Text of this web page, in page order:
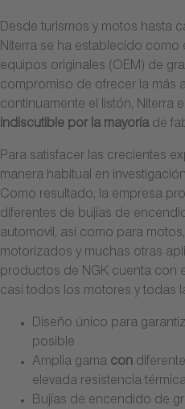
Desde turismos y motos hasta
Niterra se ha establecido como
equipos originales (OEM) de
compromiso de ofrecer la más
continuamente el listón, Niterra
indiscutible por la mayoría de
Para satisfacer las crecientes
manera habitual en
Como resultado, la empresa
diferentes de bujías de
automovil, así como para
motorizados y muchas otras
productos de NGK cuenta con
casi todos los motores y todas
Diseño único para
posible
Amplia gama con
elevada resistencia
Bujías de encendido de